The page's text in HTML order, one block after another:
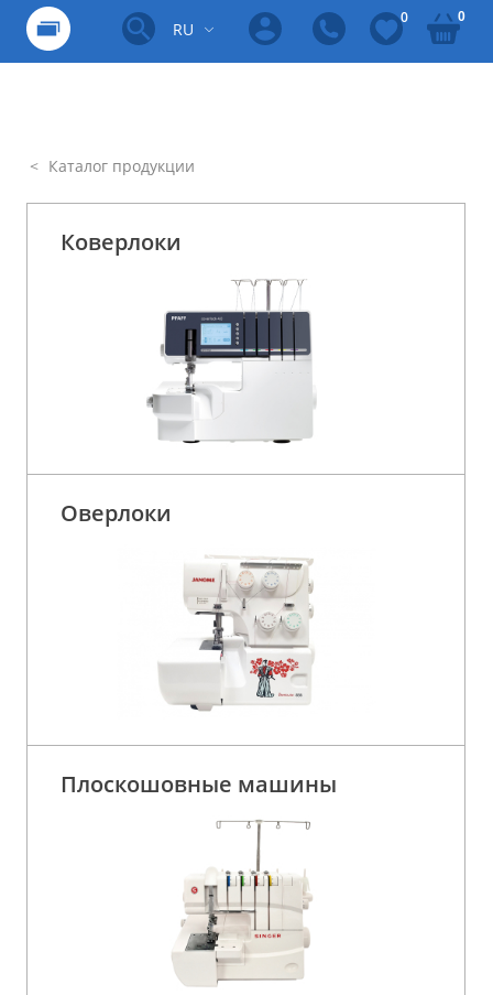
RU
0 0
Каталог продукции
Коверлоки
Оверлоки
Плоскошовные машины